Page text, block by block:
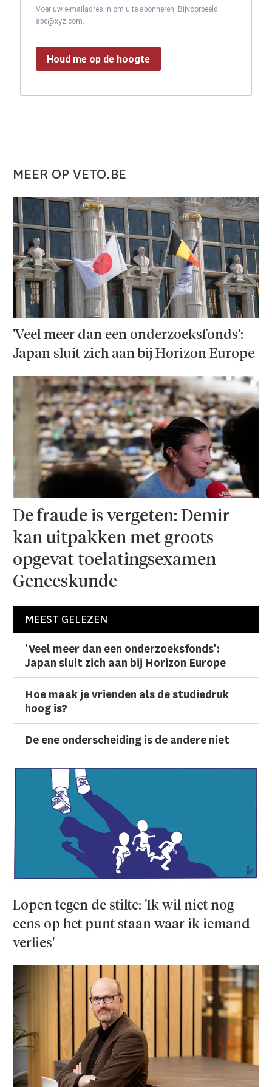
Voer uw e-mailadres in om u te abonneren. Bijvoorbeeld:
abc@xyz.com.
Houd me op de hoogte
MEER OP VETO.BE
'Veel meer dan een onderzoeks­fonds':
Japan sluit zich aan bij Horizon Europe
De fraude is vergeten: Demir
kan uitpakken met groots
opgevat toelatingsexamen
Geneeskunde
MEEST GELEZEN
'Veel meer dan een onderzoeks­fonds':
Japan sluit zich aan bij Horizon Europe
Hoe maak je vrienden als de studiedruk
hoog is?
De ene onderscheiding is de andere niet
Lopen tegen de stilte: 'Ik wil niet nog
eens op het punt staan waar ik iemand
verlies'